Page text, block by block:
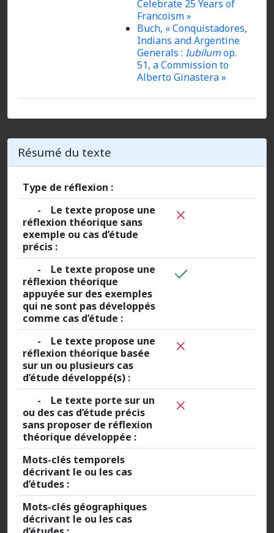
Celebrate 25 Years of
Francoism »
Buch, « Conquistadores,
Indians and Argentine
Generals : Iubilumop.
51, a Commission to
Alberto Ginastera »
Résumé du texte
Type de réflexion :
- Le texte propose une
réflexion théorique sans
exemple ou cas d’étude
précis :
- Le texte propose une
réflexion théorique
appuyée sur des exemples
qui ne sont pas développés
comme cas d’étude :
- Le texte propose une
réflexion théorique basée
sur un ou plusieurs cas
d’étude développé(s) :
- Le texte porte sur un
ou des cas d’étude précis
sans proposer de réflexion
théorique développée :
Mots-clés temporels
décrivant le ou les cas
d’études :
Mots-clés géographiques
décrivant le ou les cas